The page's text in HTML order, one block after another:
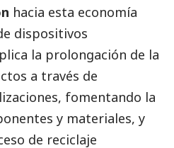
hacia esta economía
dispositivos
la prolongación de la
a través de
fomentando la
y materiales, y
de reciclaje